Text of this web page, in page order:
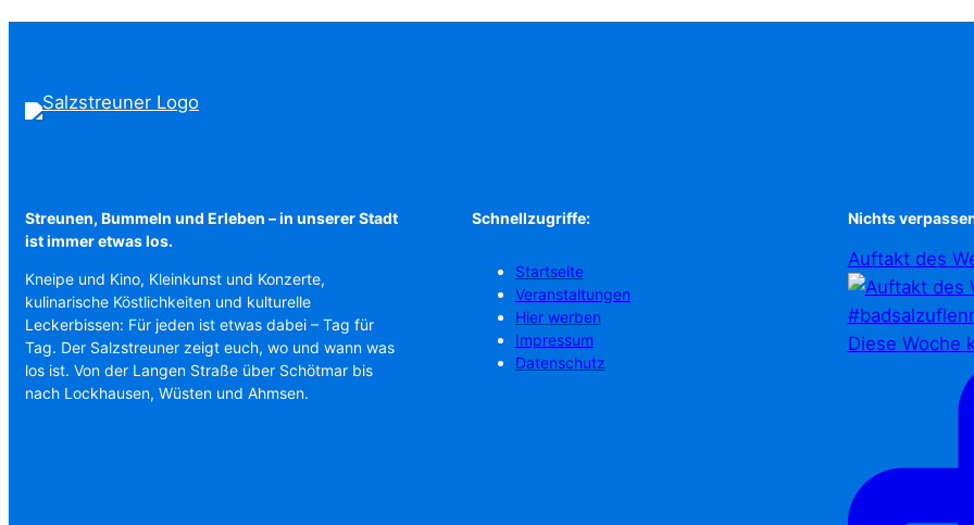
Streunen, Bummeln und Erleben – in unserer Stadt
ist immer etwas los.
Kneipe und Kino, Kleinkunst und Konzerte,
kulinarische Köstlichkeiten und kulturelle
Leckerbissen: Für jeden ist etwas dabei – Tag für
Tag. Der Salzstreuner zeigt euch, wo und wann was
los ist. Von der Langen Straße über Schötmar bis
nach Lockhausen, Wüsten und Ahmsen.
Schnellzugriffe:
Startseite
Veranstaltungen
Hier werben
Impressum
Datenschutz
Nichts
Auftakt des
Diese Woche